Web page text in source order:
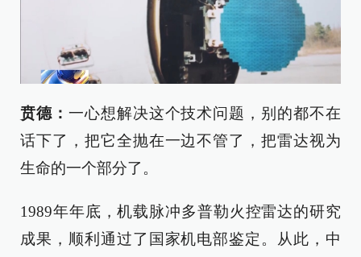
贲德： 一心想解决这个技术问题，别的都不在
话下了，把它全抛在一边不管了，把雷达视为
生命的一个部分了。
1989年年底，机载脉冲多普勒火控雷达的研究
成果，顺利通过了国家机电部鉴定。从此，中